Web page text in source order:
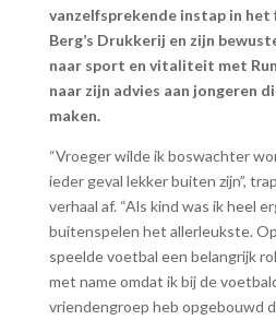
vanzelfsprekende instap in
Berg’s Drukkerij en zijn
naar sport en vitaliteit met
naar zijn advies aan jongeren
maken.
“Vroeger wilde ik boswachter
ieder geval lekker buiten zijn”,
verhaal af. “Als kind was ik heel
buitenspelen het allerleukste.
speelde voetbal een belangrijk
met name omdat ik bij de
vriendengroep heb opgebouwd